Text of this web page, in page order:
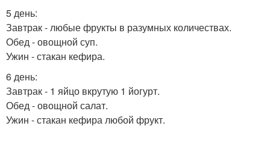
5 день:
Завтрак - любые фрукты в разумных количествах.
Обед - овощной суп.
Ужин - стакан кефира.
6 день:
Завтрак - 1 яйцо вкрутую 1 йогурт.
Обед - овощной салат.
Ужин - стакан кефира любой фрукт.